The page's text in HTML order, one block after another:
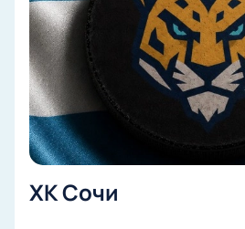
ХК Сочи